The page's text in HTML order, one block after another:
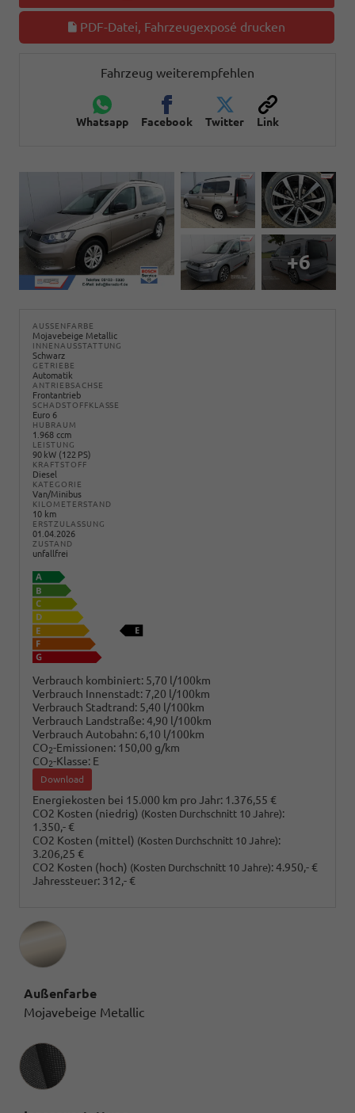
PDF-Datei, Fahrzeugexposé drucken
Fahrzeug weiterempfehlen
Whatsapp Facebook Twitter Link
+6
AUSSENFARBE
Mojavebeige Metallic
INNENAUSSTATTUNG
Schwarz
GETRIEBE
Automatik
ANTRIEBSACHSE
Frontantrieb
SCHADSTOFFKLASSE
Euro 6
HUBRAUM
1.968 ccm
LEISTUNG
90 kW (122 PS)
KRAFTSTOFF
Diesel
KATEGORIE
Van/Minibus
KILOMETERSTAND
10 km
ERSTZULASSUNG
01.04.2026
ZUSTAND
unfallfrei
Verbrauch kombiniert: 5,70 l/100km
Verbrauch Innenstadt: 7,20 l/100km
Verbrauch Stadtrand: 5,40 l/100km
Verbrauch Landstraße:4,90 l/100km
Verbrauch Autobahn: 6,10 l/100km
CO2-Emissionen: 150,00 g/km
CO2-Klasse: E
Download
Energiekosten bei 15.000 km pro Jahr: 1.376,55 €
CO2 Kosten (niedrig) (Kosten Durchschnitt 10 Jahre):
1.350,- €
CO2 Kosten (mittel) (Kosten Durchschnitt 10 Jahre):
3.206,25 €
CO2 Kosten (hoch) (Kosten Durchschnitt 10 Jahre):4.950,- €
Jahressteuer: 312,- €
Außenfarbe
Mojavebeige Metallic
Innenausstattung